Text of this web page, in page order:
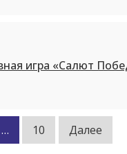
игра «Салют
… 10 Далее